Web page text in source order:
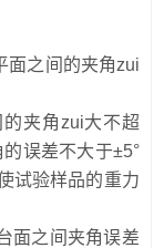
面之间的夹角zui
夹角zui大不超
误差不大于±5°
试验样品的重力
面之间夹角误差